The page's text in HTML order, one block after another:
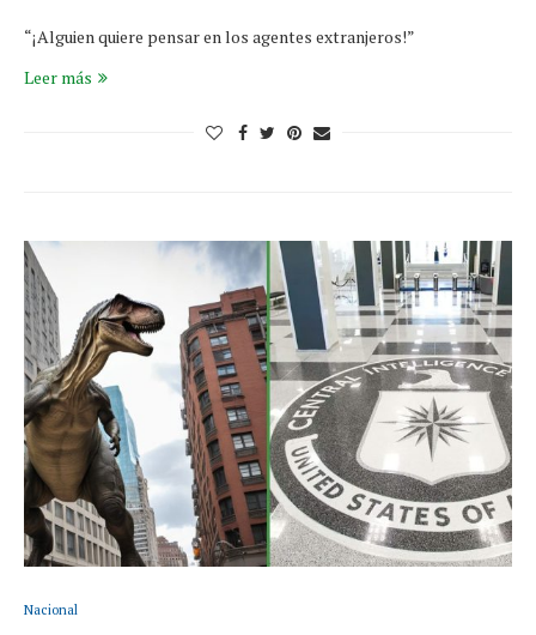
“¡Alguien quiere pensar en los agentes extranjeros!”
Leer más
Nacional